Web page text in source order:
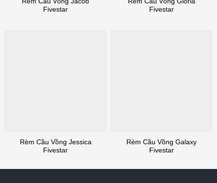
Fivestar
Fivestar
Rèm Cầu Vồng Jessica
Fivestar
Rèm Cầu Vồng Galaxy
Fivestar